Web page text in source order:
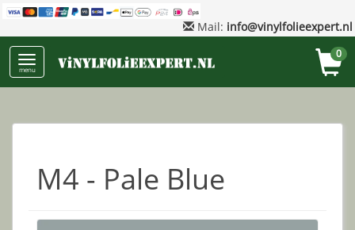
Mail: info@vinylfolieexpert.nl
menu
0
M4 - Pale Blue